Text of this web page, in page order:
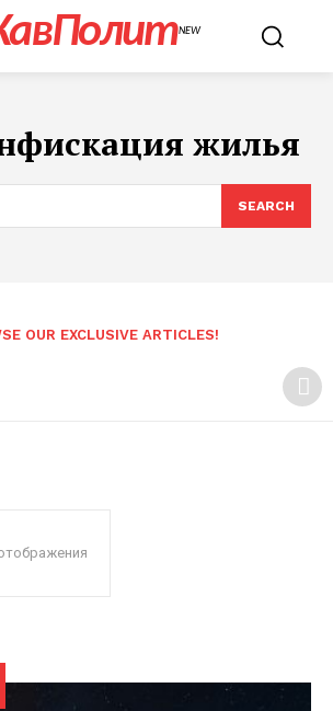
NEW
жилья
SEARCH
OUR EXCLUSIVE ARTICLES!